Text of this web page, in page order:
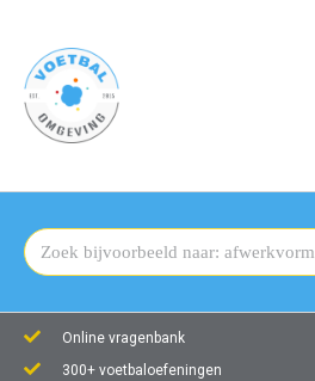
Online vragenbank
300+ voetbaloefeningen